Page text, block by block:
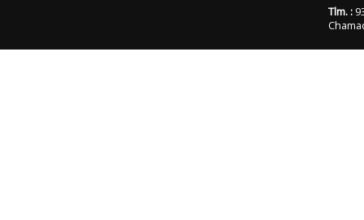
Tlm. :